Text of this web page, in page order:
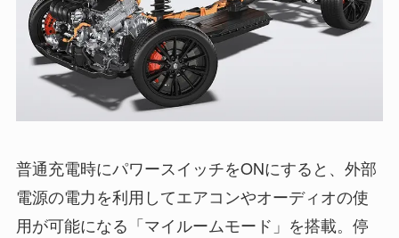
普通充電時にパワースイッチをONにすると、外部
電源の電力を利用してエアコンやオーディオの使
用が可能になる「マイルームモード」を搭載。停